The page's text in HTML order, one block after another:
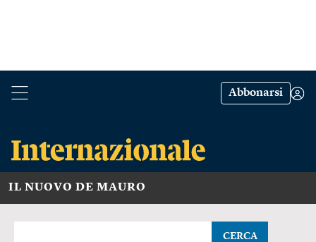
Abbonarsi
IL NUOVO DE MAURO
CERCA